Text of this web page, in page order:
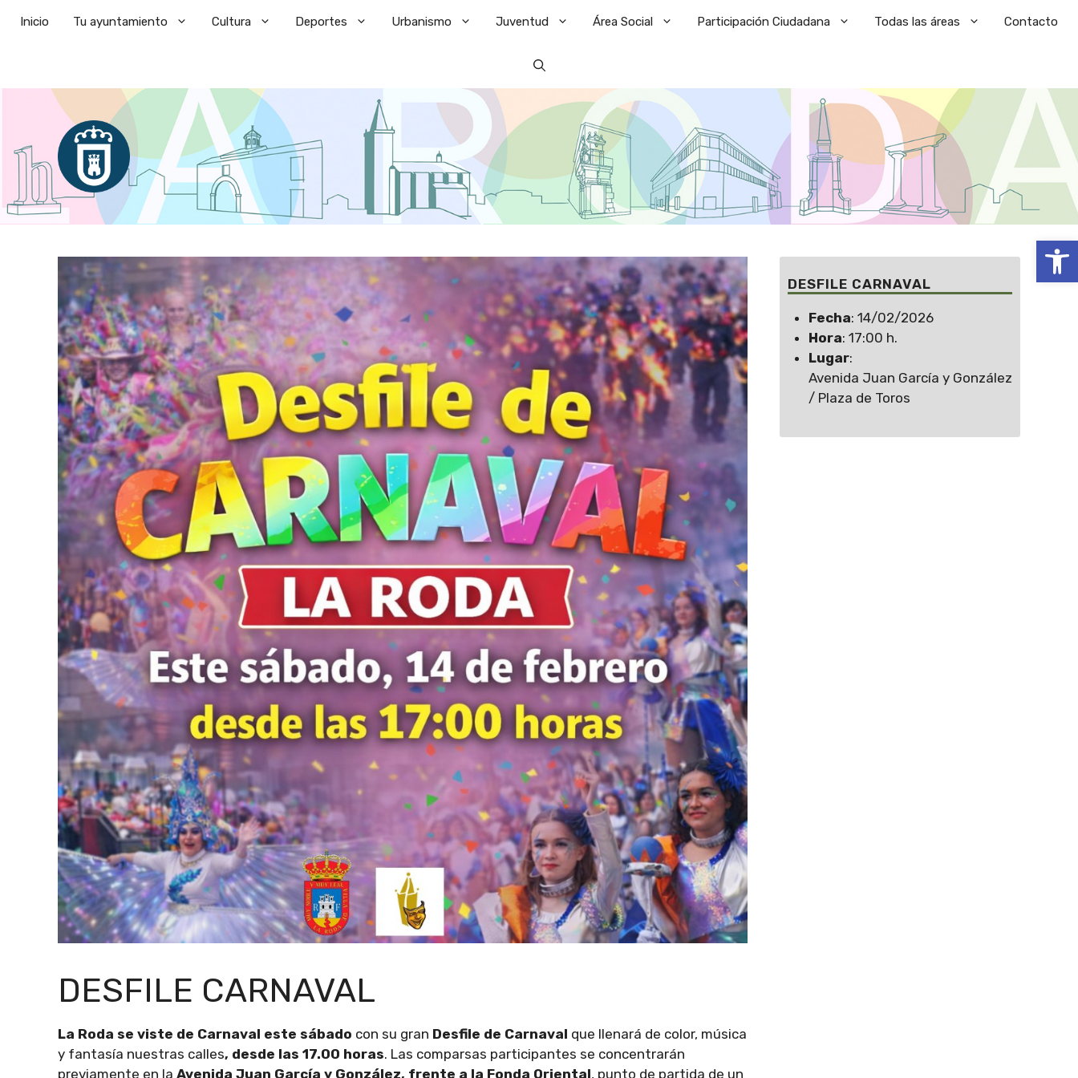
Abrir
Inicio Tu ayuntamiento Cultura Deportes Urbanismo Juventud Área Social Participación Ciudadana Todas las áreas Contacto
DESFILE CARNAVAL
La Roda se viste de Carnaval este sábado con su gran Desfile de Carnaval que llenará de color, música
y fantasía nuestras calles, desde las 17.00 horas. Las comparsas participantes se concentrarán
previamente en la Avenida Juan García y González, frente a la Fonda Oriental, punto de partida de un
DESFILE CARNAVAL
Fecha: 14/02/2026
Hora: 17:00 h.
Lugar:
Avenida Juan García y González
/ Plaza de Toros